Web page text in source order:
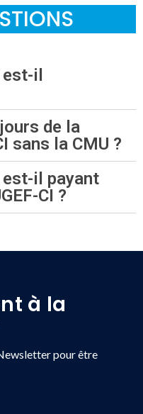
il
de la
sans la CMU ?
est-il payant
CI ?
à la
pour être